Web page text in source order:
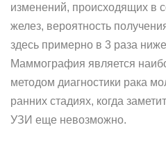
изменений, происходящих в
желез, вероятность
здесь примерно в 3 раза
Маммография является
методом диагностики рака
ранних стадиях, когда
УЗИ еще невозможно.